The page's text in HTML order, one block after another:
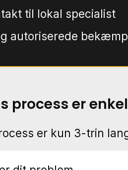
til lokal specialist
autoriserede
process er enkel
er kun 3-trin